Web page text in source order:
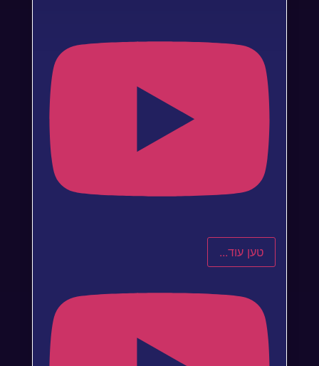
טען עוד...